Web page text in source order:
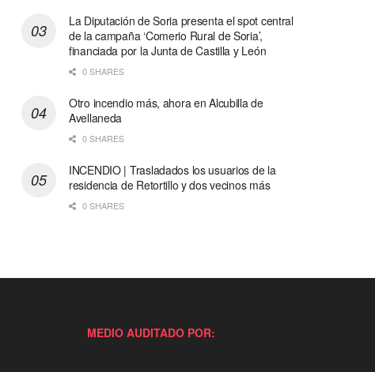
La Diputación de Soria presenta el spot central
de la campaña ‘Comerio Rural de Soria’,
financiada por la Junta de Castilla y León
0 SHARES
Otro incendio más, ahora en Alcubilla de
Avellaneda
0 SHARES
INCENDIO | Trasladados los usuarios de la
residencia de Retortillo y dos vecinos más
0 SHARES
MEDIO AUDITADO POR: